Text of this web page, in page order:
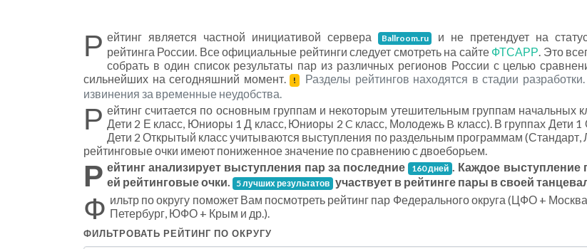
Р ейтинг является частной инициативой сервера Ballroom.ru
и не претендует на
рейтинга России. Все официальные рейтинги следует смотреть на сайте ФТСАРР. Это
собрать в один список результаты пар из различных регионов России с целью
сильнейших на сегодняшний момент. !
Разделы рейтингов находятся в стадии
извинения за временные неудобства.
Р ейтинг считается по основным группам и некоторым утешительным группам начальных
Дети 2 Е класс, Юниоры 1 Д класс, Юниоры 2 C класс, Молодежь B класс). В группах Дети 1
Дети 2 Открытый класс учитываются выступления по раздельным программам
рейтинговые очки имеют пониженное значение по сравнению с двоеборьем.
Р ейтинг анализирует выступления пар за последние 160 дней . Каждое выступление
ей рейтинговые очки.
5 лучших результатов участвует в рейтинге пары в своей
Ф ильтр по округу поможет Вам посмотреть рейтинг пар Федерального округа (ЦФО +
Петербург, ЮФО + Крым и др.).
ФИЛЬТРОВАТЬ РЕЙТИНГ ПО ОКРУГУ